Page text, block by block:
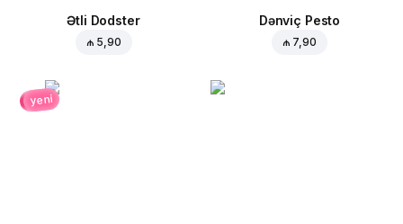
Ətli Dodster
₼ 5,90
Dənviç Pesto
₼ 7,90
yeni